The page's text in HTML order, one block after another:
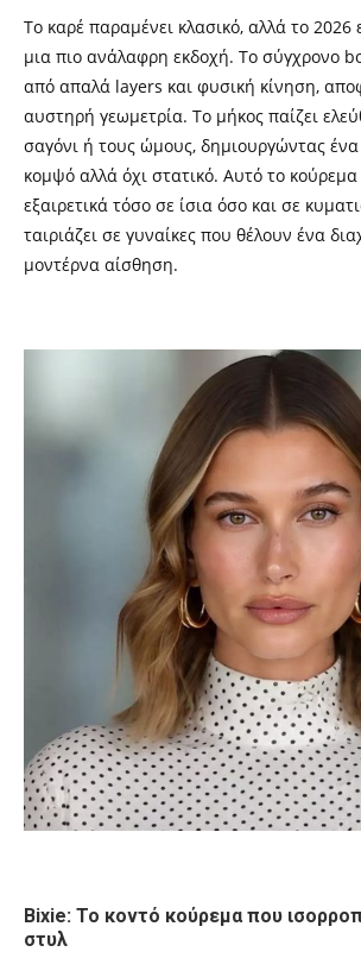
Το καρέ παραμένει κλασικό, αλλά το 2026
μια πιο ανάλαφρη εκδοχή. Το σύγχρονο
από απαλά layers και φυσική κίνηση,
αυστηρή γεωμετρία. Το μήκος παίζει
σαγόνι ή τους ώμους, δημιουργώντας
κομψό αλλά όχι στατικό. Αυτό το κούρεμα
εξαιρετικά τόσο σε ίσια όσο και σε
ταιριάζει σε γυναίκες που θέλουν ένα
μοντέρνα αίσθηση.
Bixie: Το κοντό κούρεμα που
στυλ